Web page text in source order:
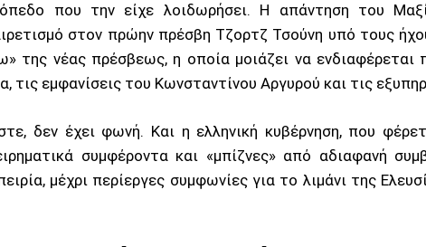
που την είχε λοιδωρήσει. Η απάντηση του
στον πρώην πρέσβη Τζορτζ Τσούνη υπό τους
της νέας πρέσβεως, η οποία μοιάζει να
τις εμφανίσεις του Κωνσταντίνου Αργυρού και τις
δεν έχει φωνή. Και η ελληνική κυβέρνηση, που
συμφέροντα και «μπίζνες» από αδιαφανή
μέχρι περίεργες συμφωνίες για το λιμάνι της